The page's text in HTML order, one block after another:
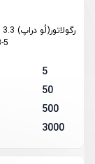
رگولاتور(لُو دراپ) 3.3 ولت 300 میلی آمپر با پکیج TSOT-23-5
5
5
50
500
3000